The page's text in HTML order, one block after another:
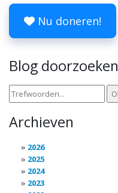
Nu doneren!
Blog doorzoeken
Archieven
2026
2025
2024
2023